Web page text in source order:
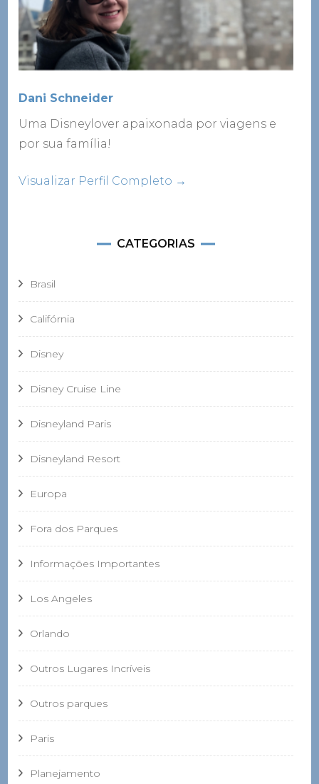
Dani Schneider
Uma Disneylover apaixonada por viagens e
por sua família!
Visualizar Perfil Completo →
CATEGORIAS
Brasil
Califórnia
Disney
Disney Cruise Line
Disneyland Paris
Disneyland Resort
Europa
Fora dos Parques
Informações Importantes
Los Angeles
Orlando
Outros Lugares Incríveis
Outros parques
Paris
Planejamento